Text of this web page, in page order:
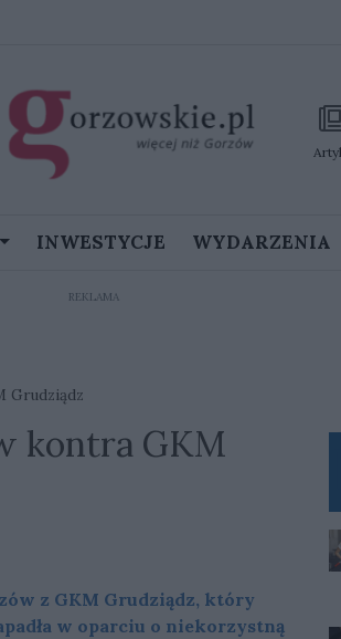
INWESTYCJE WYDARZENIA
REKLAMA
Grudziądz
kontra GKM
z GKM Grudziądz, który
w oparciu o niekorzystną